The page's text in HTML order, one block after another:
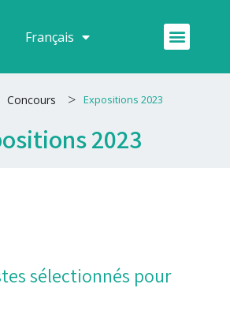
Français
Español Menu
Concours > Expositions 2023
2023
sélectionnés pour